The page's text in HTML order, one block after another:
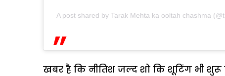
A post shared by Tarak Mehta ka ooltah chashma
खबर है कि नीतिश जल्द शो कि शूटिंग भी